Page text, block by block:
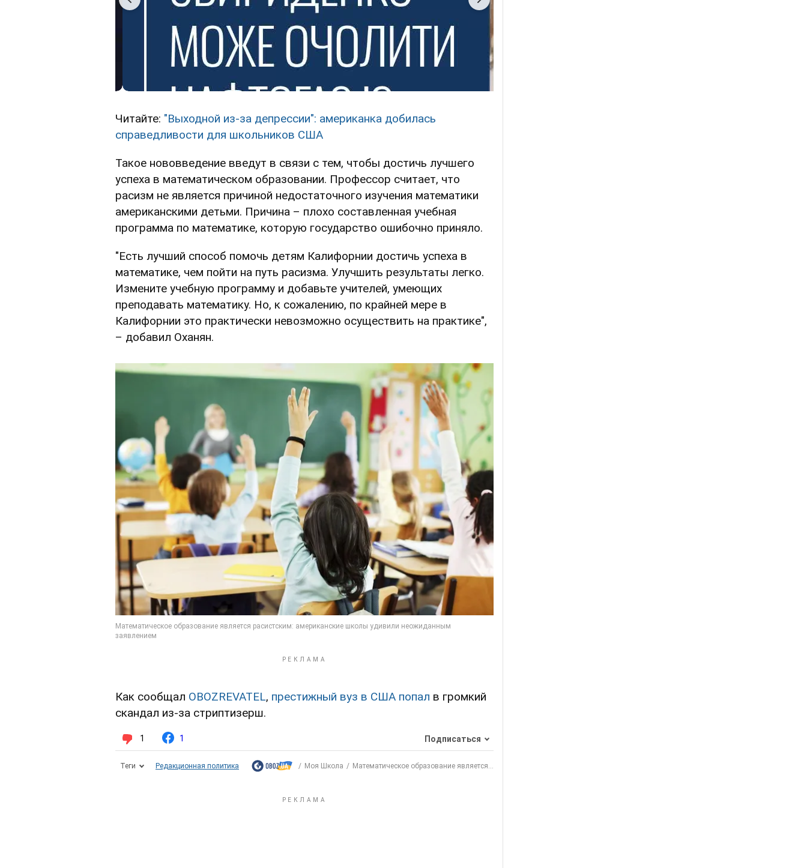
Читайте: "Выходной из-за депрессии": американка добилась
справедливости для школьников США
Такое нововведение введут в связи с тем, чтобы достичь лучшего
успеха в математическом образовании. Профессор считает, что
расизм не является причиной недостаточного изучения математики
американскими детьми. Причина – плохо составленная учебная
программа по математике, которую государство ошибочно приняло.
"Есть лучший способ помочь детям Калифорнии достичь успеха в
математике, чем пойти на путь расизма. Улучшить результаты легко.
Измените учебную программу и добавьте учителей, умеющих
преподавать математику. Но, к сожалению, по крайней мере в
Калифорнии это практически невозможно осуществить на практике",
– добавил Оханян.
Как сообщал OBOZREVATEL, престижный вуз в США попал в громкий
скандал из-за стриптизерш.
1 1 Подписаться
Теги Редакционная политика Моя Школа Математическое образование является...